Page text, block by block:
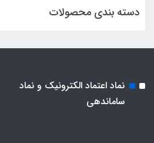
دسته بندی محصولات
نماد اعتماد الکترونیک و نماد
ساماندهی